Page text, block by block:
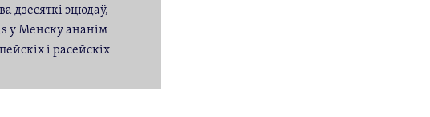
дзесяткі эцюдаў,
у Менску ананім
і расейскіх